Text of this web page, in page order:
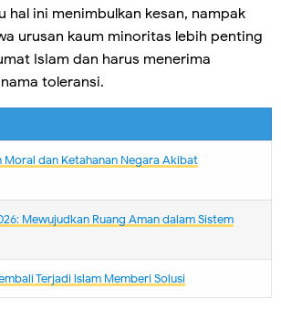
hal ini menimbulkan kesan, nampak
urusan kaum minoritas lebih penting
IsIam dan harus menerima
toleransi.
Moral dan Ketahanan Negara Akibat
Mewujudkan Ruang Aman dalam Sistem
Terjadi lslam Memberi Solusi